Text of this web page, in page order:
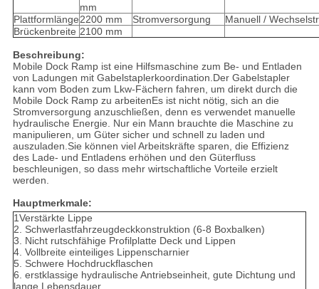
mm
Plattformlänge2200 mm Stromversorgung
Manuell /
Brückenbreite 2100 mm
Beschreibung:
Mobile Dock Ramp ist eine Hilfsmaschine zum Be- und Entladen
von Ladungen mit Gabelstaplerkoordination.Der Gabelstapler
kann vom Boden zum Lkw-Fächern fahren, um direkt durch die
Mobile Dock Ramp zu arbeitenEs ist nicht nötig, sich an die
Stromversorgung anzuschließen, denn es verwendet manuelle
hydraulische Energie. Nur ein Mann brauchte die Maschine zu
manipulieren, um Güter sicher und schnell zu laden und
auszuladen.Sie können viel Arbeitskräfte sparen, die Effizienz
des Lade- und Entladens erhöhen und den Güterfluss
beschleunigen, so dass mehr wirtschaftliche Vorteile erzielt
werden.
Hauptmerkmale:
1Verstärkte Lippe
2. Schwerlastfahrzeugdeckkonstruktion (6-8 Boxbalken)
3. Nicht rutschfähige Profilplatte Deck und Lippen
4. Vollbreite einteiliges Lippenscharnier
5. Schwere Hochdruckflaschen
6. erstklassige hydraulische Antriebseinheit, gute Dichtung und
lange Lebensdauer